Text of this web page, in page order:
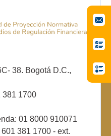
38. Bogotá D.C.,
381 1700
01 8000 910071
381 1700 - ext.